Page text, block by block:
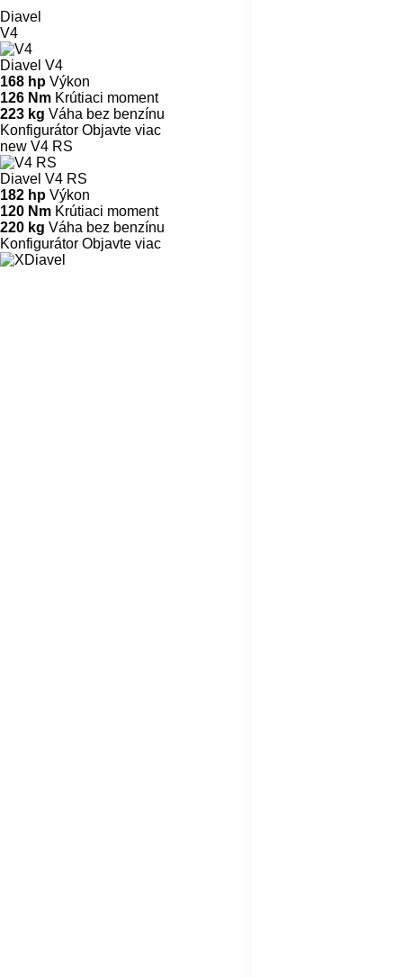
Diavel
V4
Diavel V4
168 hp Výkon
126 Nm Krútiaci moment
223 kg Váha bez benzínu
Konfigurátor Objavte viac
new V4 RS
Diavel V4 RS
182 hp Výkon
120 Nm Krútiaci moment
220 kg Váha bez benzínu
Konfigurátor Objavte viac